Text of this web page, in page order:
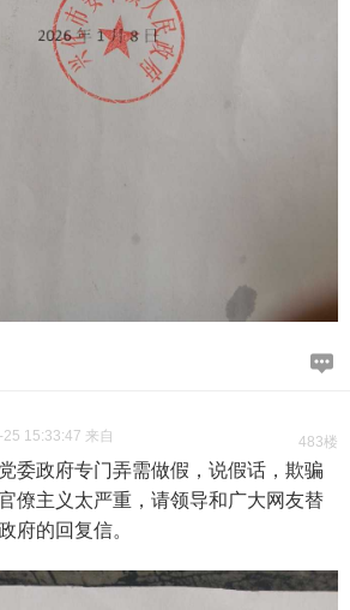
483楼
15:33:47 来自
委政府专门弄需做假，说假话，欺骗
僚主义太严重，请领导和广大网友替
府的回复信。